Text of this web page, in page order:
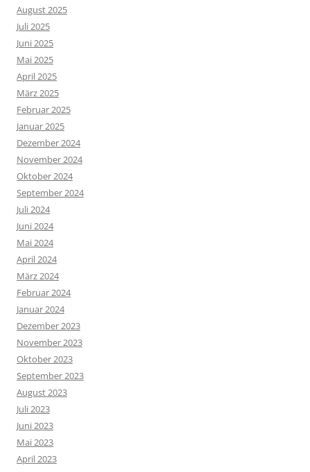
August 2025
Juli 2025
Juni 2025
Mai 2025
April 2025
März 2025
Februar 2025
Januar 2025
Dezember 2024
November 2024
Oktober 2024
September 2024
Juli 2024
Juni 2024
Mai 2024
April 2024
März 2024
Februar 2024
Januar 2024
Dezember 2023
November 2023
Oktober 2023
September 2023
August 2023
Juli 2023
Juni 2023
Mai 2023
April 2023